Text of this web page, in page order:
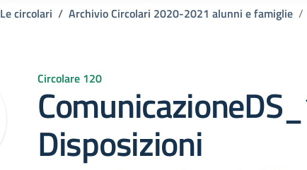
Le circolari Archivio Circolari 2020-2021 alunni e famiglie
Circolare 120
Disposizioni